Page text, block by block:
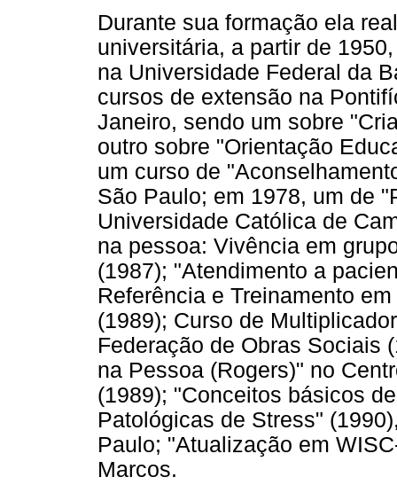
Durante sua formação ela
universitária, a partir de
na Universidade Federal da
cursos de extensão na
Janeiro, sendo um sobre
outro sobre "Orientação
um curso de
São Paulo; em 1978, um de
Universidade Católica de
na pessoa: Vivência em
(1987); "Atendimento a
Referência e Treinamento
(1989); Curso de
Federação de Obras Sociais
na Pessoa (Rogers)" no
(1989); "Conceitos básicos
Patológicas de Stress"
Paulo; "Atualização em
Marcos.